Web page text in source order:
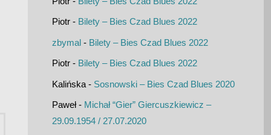
Piotr- Bilety – Bies Czad Blues 2022
zbymal- Bilety – Bies Czad Blues 2022
Piotr- Bilety – Bies Czad Blues 2022
Kalińska- Sosnowski – Bies Czad Blues 2020
Paweł- Michał “Gier” Giercuszkiewicz –
29.09.1954 / 27.07.2020